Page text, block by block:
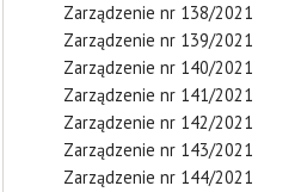
Zarządzenie nr 138/2021
Zarządzenie nr 139/2021
Zarządzenie nr 140/2021
Zarządzenie nr 141/2021
Zarządzenie nr 142/2021
Zarządzenie nr 143/2021
Zarządzenie nr 144/2021